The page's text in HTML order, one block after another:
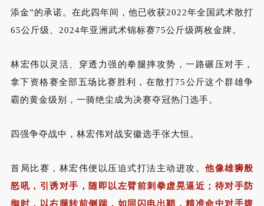
添金”的承诺。在此四年间，他已收获2022年全国武术散打
65公斤级、 2024年亚洲武术锦标赛75公斤级两枚金牌。
林宏伟以灵活、穿透力强的拳腿摔攻势，一路碾压对手，
拿下资格赛全部五场比赛胜利，在散打75公斤这个群雄争
霸的黄金级别，一骑绝尘成为决赛夺冠热门选手。
四强争夺战中，林宏伟对战安徽选手张大恒。
首局比赛，林宏伟便以压迫式打法主动进攻。 他像雄狮般
怒吼，引诱对手，随即以左臂前刺拳虚晃逼近；待对手防
御时，以右腿转前侧踹，如同闪电出鞘，精准命中对手腹